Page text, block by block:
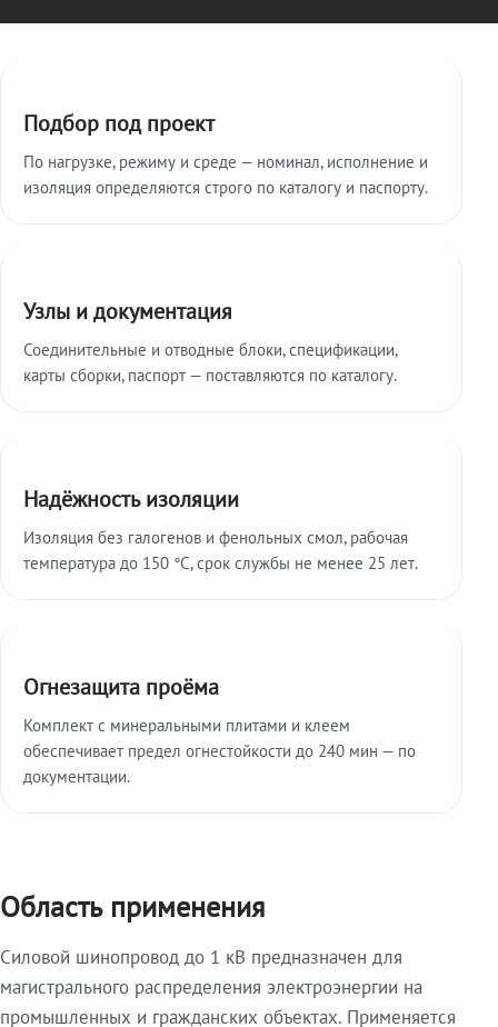
Подбор под проект
По нагрузке, режиму и среде — номинал, исполнение и
изоляция определяются строго по каталогу и паспорту.
Узлы и документация
Соединительные и отводные блоки, спецификации,
карты сборки, паспорт — поставляются по каталогу.
Надёжность изоляции
Изоляция без галогенов и фенольных смол, рабочая
температура до 150 °C, срок службы не менее 25 лет.
Огнезащита проёма
Комплект с минеральными плитами и клеем
обеспечивает предел огнестойкости до 240 мин — по
документации.
Область применения
Силовой шинопровод до 1 кВ предназначен для
магистрального распределения электроэнергии на
промышленных и гражданских объектах. Применяется